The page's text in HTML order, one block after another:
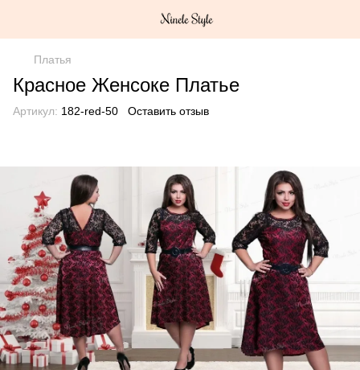
Платья
Красное Женсоке Платье
Артикул: 182-red-50 Оставить отзыв